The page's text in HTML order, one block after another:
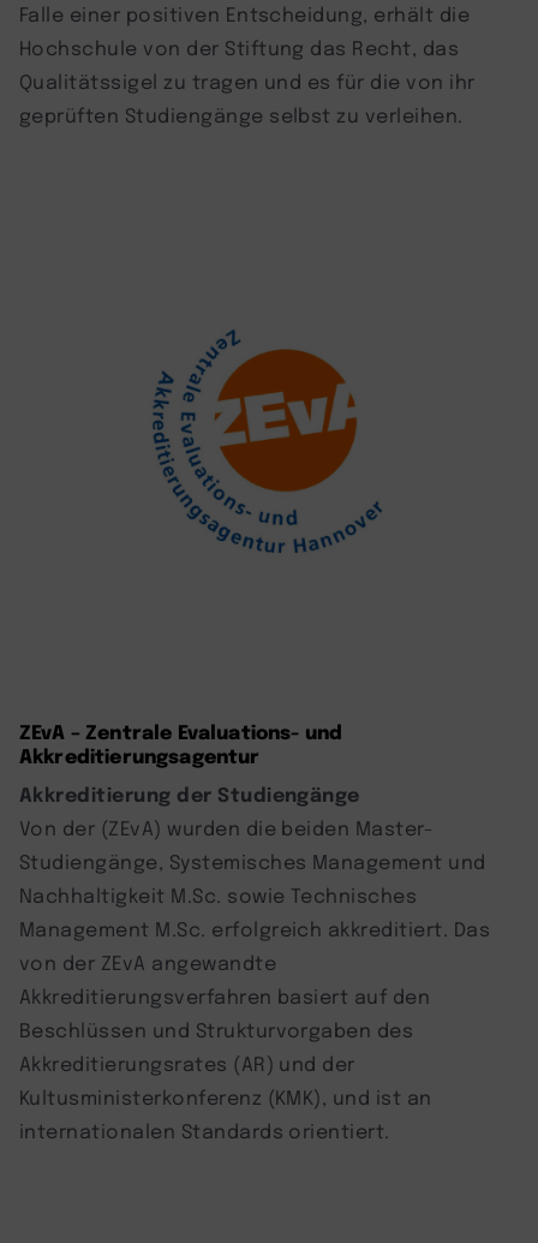
Falle einer positiven Entscheidung, erhält die
Hochschule von der Stiftung das Recht, das
Qualitätssigel zu tragen und es für die von ihr
geprüften Studiengänge selbst zu verleihen.
ZEvA – Zentrale Evaluations- und
Akkreditierungsagentur
Akkreditierung der Studiengänge
Von der (ZEvA) wurden die beiden Master-
Studiengänge, Systemisches Management und
Nachhaltigkeit M.Sc. sowie Technisches
Management M.Sc. erfolgreich akkreditiert. Das
von der ZEvA angewandte
Akkreditierungsverfahren basiert auf den
Beschlüssen und Strukturvorgaben des
Akkreditierungsrates (AR) und der
Kultusministerkonferenz (KMK), und ist an
internationalen Standards orientiert.